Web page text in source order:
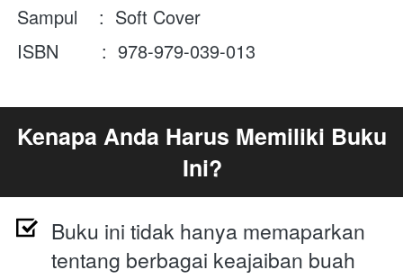
Sampul    :  Soft Cover
ISBN        : 978-979-039-013
Kenapa Anda Harus Memiliki Buku
Ini?
Buku ini tidak hanya memaparkan
tentang berbagai keajaiban buah